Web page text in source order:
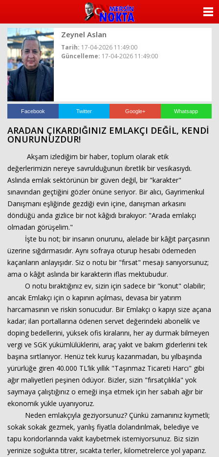
Zeynel Aslan
Tarih: 17-04-2026 11:49:00
Güncelleme: 17-04-2026 11:49:00
Facebook Twitter Google+ Whatsapp
ARADAN ÇIKARDIĞINIZ EMLAKÇI DEĞİL, KENDİ
ONURUNUZDUR!
Akşam izlediğim bir haber, toplum olarak etik
değerlerimizin nereye savrulduğunun ibretlik bir vesikasıydı.
Aslında emlak sektörünün bir güven değil, bir "karakter"
sınavından geçtiğini gözler önüne seriyor. Bir alıcı, Gayrimenkul
Danışmanı eşliğinde gezdiği evin içine, danışman arkasını
döndüğü anda gizlice bir not kâğıdı bırakıyor: "Arada emlakçı
olmadan görüşelim."
İşte bu not; bir insanın onurunu, alelade bir kâğıt parçasının
üzerine sığdırmasıdır. Aynı sofraya oturup hesabı ödemeden
kaçanların anlayışıdır. Siz o notu bir "fırsat" mesajı sanıyorsunuz;
ama o kâğıt aslında bir karakterin iflas mektubudur.
O notu bıraktığınız ev, sizin için sadece bir "konut" olabilir;
ancak Emlakçı için o kapının açılması, devasa bir yatırım
harcamasının ve riskin sonucudur. Bir Emlakçı o kapıyı size açana
kadar; ilan portallarına ödenen servet değerindeki abonelik ve
doping bedellerini, yüksek ofis kiralarını, her ay durmak bilmeyen
vergi ve SGK yükümlülüklerini, araç yakıt ve bakım giderlerini tek
başına sırtlanıyor. Henüz tek kuruş kazanmadan, bu yılbaşında
yürürlüğe giren 40.000 TL’lik yıllık "Taşınmaz Ticareti Harcı" gibi
ağır maliyetleri peşinen ödüyor. Bizler, sizin "fırsatçılıkla" yok
saymaya çalıştığınız o emeği inşa etmek için her sabah ağır bir
ekonomik yükle uyanıyoruz.
Neden emlakçıyla geziyorsunuz? Çünkü zamanınız kıymetli;
sokak sokak gezmek, yanlış fiyatla dolandırılmak, belediye ve
tapu koridorlarında vakit kaybetmek istemiyorsunuz. Biz sizin
yerinize soğukta titrer, sıcakta terler, kilometrelerce yol yaparız.
YAZARLAR
VİDEO GALERİ
KÜNYE
İLETİŞİM